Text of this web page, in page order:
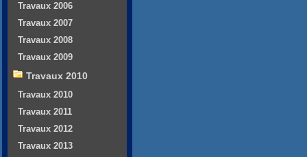
Travaux 2006
Travaux 2007
Travaux 2008
Travaux 2009
Travaux 2010
Travaux 2010
Travaux 2011
Travaux 2012
Travaux 2013